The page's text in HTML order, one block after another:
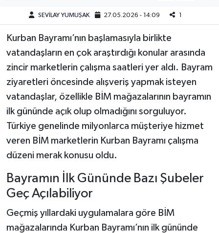
SEVİLAY YUMUŞAK 27.05.2026 - 14:09 1
Kurban Bayramı’nın başlamasıyla birlikte
vatandaşların en çok araştırdığı konular arasında
zincir marketlerin çalışma saatleri yer aldı. Bayram
ziyaretleri öncesinde alışveriş yapmak isteyen
vatandaşlar, özellikle BİM mağazalarının bayramın
ilk gününde açık olup olmadığını sorguluyor.
Türkiye genelinde milyonlarca müşteriye hizmet
veren BİM marketlerin Kurban Bayramı çalışma
düzeni merak konusu oldu.
Bayramın İlk Gününde Bazı Şubeler
Geç Açılabiliyor
Geçmiş yıllardaki uygulamalara göre BİM
mağazalarında Kurban Bayramı’nın ilk gününde
Spor
SürManşet
Teknoloji
Yaşam
KAHRAMANMARAŞ